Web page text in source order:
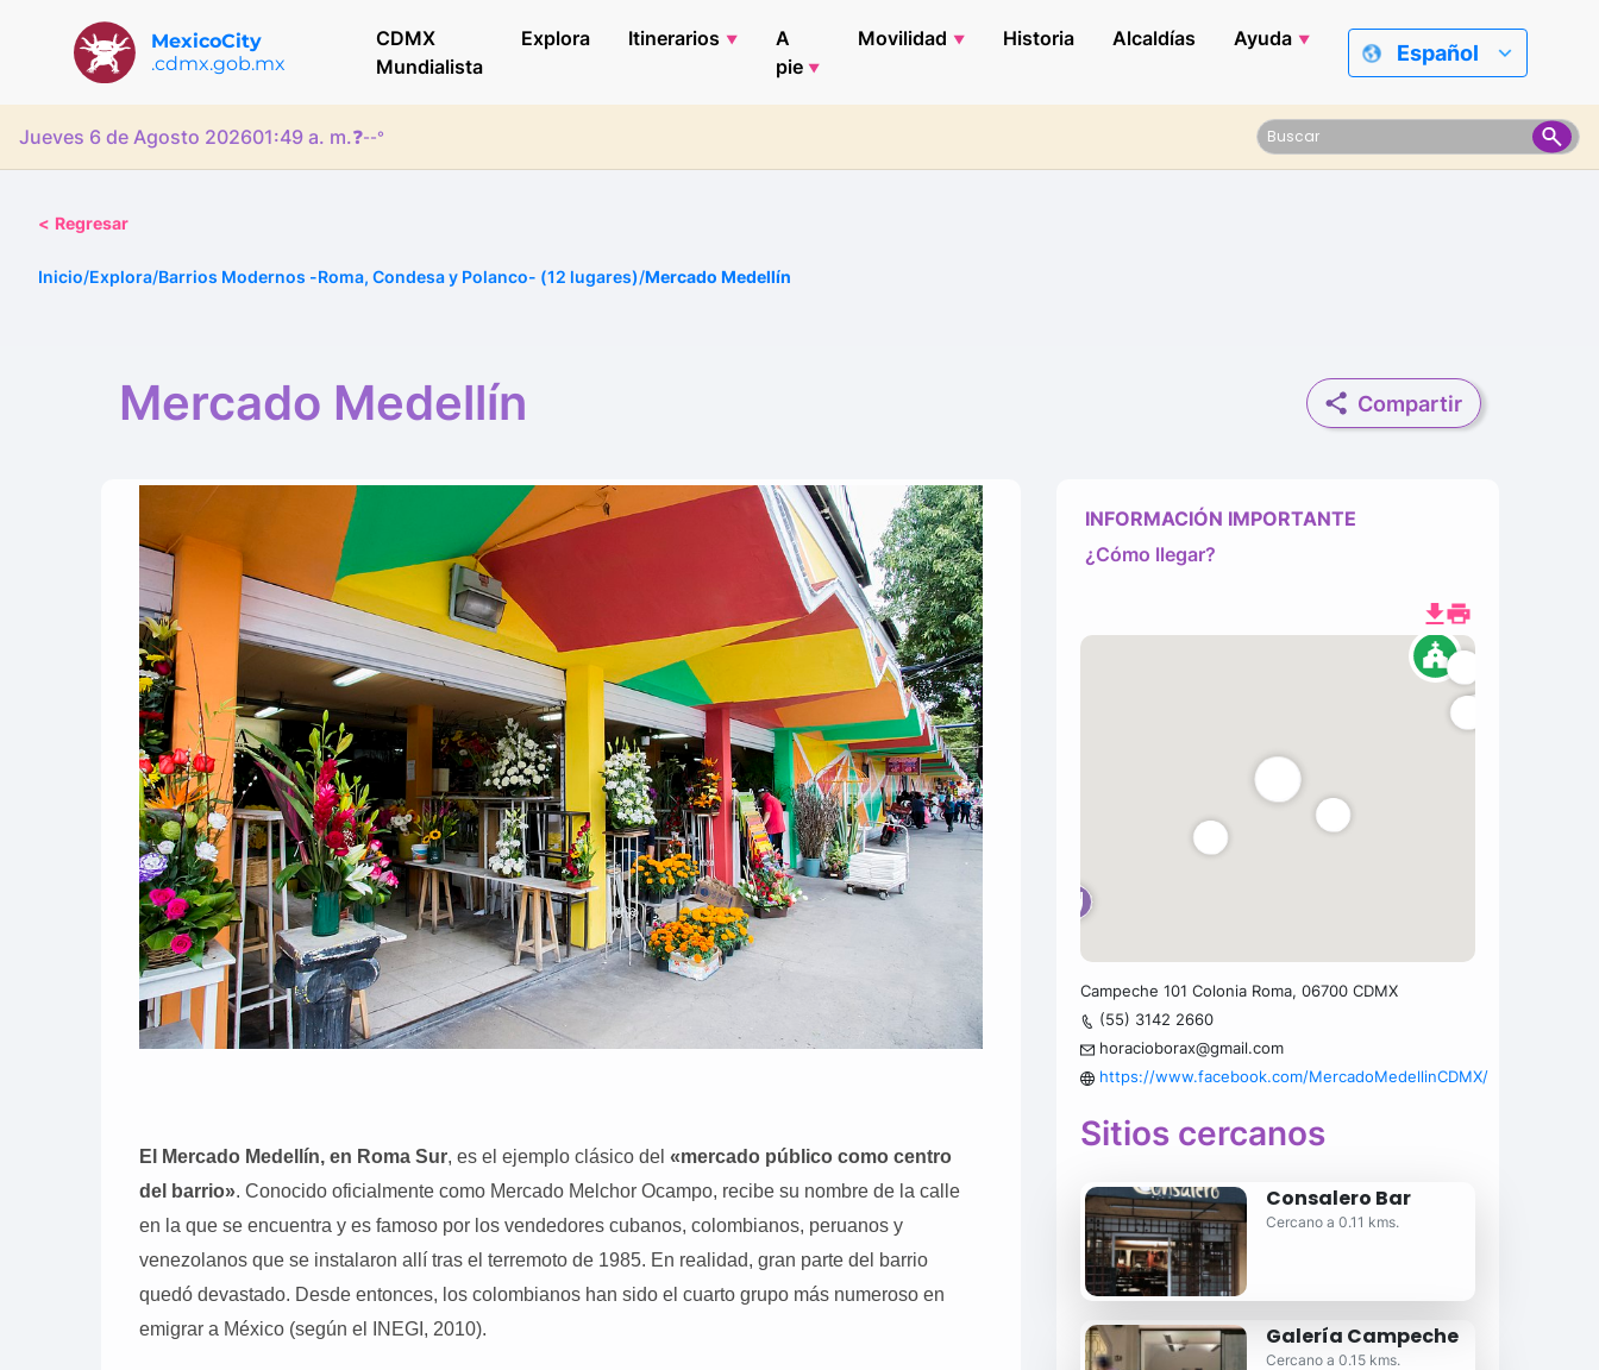
MexicoCity
.cdmx.gob.mx
CDMX
Mundialista
Explora Itinerarios
A
pie
Movilidad Historia Alcaldías Ayuda
Español
Jueves 6 de Agosto 202601:49 a. m.❓--°
< Regresar
Inicio/Explora/Barrios Modernos -Roma, Condesa y Polanco- (12 lugares)/Mercado Medellín
Mercado Medellín Compartir
El Mercado Medellín, en Roma Sur, es el ejemplo clásico del «mercado público como centro
del barrio». Conocido oficialmente como Mercado Melchor Ocampo, recibe su nombre de la calle
en la que se encuentra y es famoso por los vendedores cubanos, colombianos, peruanos y
venezolanos que se instalaron allí tras el terremoto de 1985. En realidad, gran parte del barrio
quedó devastado. Desde entonces, los colombianos han sido el cuarto grupo más numeroso en
emigrar a México (según el INEGI, 2010).
INFORMACIÓN IMPORTANTE
¿Cómo llegar?
Campeche 101 Colonia Roma, 06700 CDMX
(55) 3142 2660
horacioborax@gmail.com
https://www.facebook.com/MercadoMedellinCDMX/
Sitios cercanos
Consalero Bar
Cercano a 0.11 kms.
Galería Campeche
Cercano a 0.15 kms.